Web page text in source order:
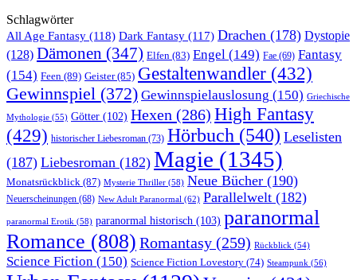
Schlagwörter
All Age Fantasy (118) Dark Fantasy (117) Drachen (178) Dystopie
(128) Dämonen (347) Elfen (83) Engel (149) Fae (69) Fantasy
(154) Feen (89) Geister(85) Gestaltenwandler (432)
Gewinnspiel (372) Gewinnspielauslosung (150) Griechische
Mythologie (55) Götter (102) Hexen (286) High Fantasy
(429) historischer Liebesroman (73) Hörbuch (540) Leselisten
(187) Liebesroman (182) Magie (1345)
Monatsrückblick (87) Mysterie Thriller (58) Neue Bücher (190)
Neuerscheinungen (68) New Adult Paranormal (62) Parallelwelt (182)
paranormal Erotik (58) paranormal historisch (103) paranormal
Romance (808) Romantasy (259) Rückblick (54)
Science Fiction (150) Science Fiction Lovestory (74) Steampunk (56)